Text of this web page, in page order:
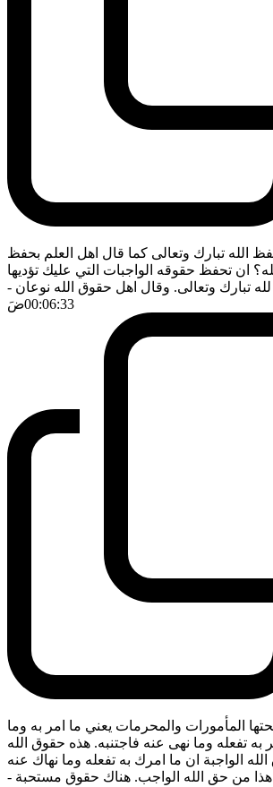
الله تبارك وتعالى كما قال اهل العلم بحفظ
ان تحفظ حقوقه الواجبات التي عليك تؤديها
تبارك وتعالى. وقال اهل حقوق الله نوعان -
00:06:33ضَ
المأمورات والمحرمات يعني ما امر به وما
به تفعله وما نهى عنه فاجتنبه. هذه حقوق الله
الواجبة ان ما امرك به تفعله وما نهاك عنه
هذا من حق الله الواجب. هناك حقوق مستحبة -